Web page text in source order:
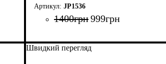
JP1536
1400грн999грн
Швидкий перегляд